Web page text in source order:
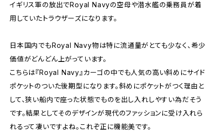
イギリス軍の放出でRoyal Navyの空母や潜水艦の乗務員が着
用していたトラウザーズになります。
日本国内でもRoyal Navy物は特に流通量がとても少なく、希少
価値がどんどん上がっています。
こちらは『Royal Navy』カーゴの中でも人気の高い斜めにサイド
ポケットのついた後期型になります。斜めにポケットがつく理由と
して、狭い船内で座った状態でものを出し入れしやすい為だそう
です。結果としてそのデザインが現代のファッションに受け入れら
れるって凄いですよね。これぞ正に機能美です。